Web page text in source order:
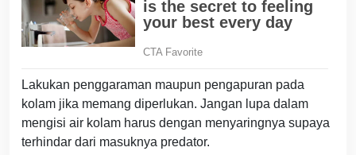
Lakukan penggaraman maupun pengapuran pada
kolam jika memang diperlukan. Jangan lupa dalam
mengisi air kolam harus dengan menyaringnya supaya
terhindar dari masuknya predator.